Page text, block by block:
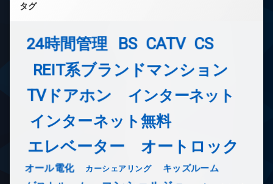
タグ
24時間管理 BS CATV CS
REIT系ブランドマンション
TVドアホン インターネット
インターネット無料
エレベーター オートロック
オール電化 カーシェアリング キッズルーム